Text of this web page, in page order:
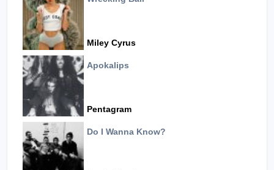
Miley Cyrus
Apokalips
Pentagram
Do I Wanna Know?